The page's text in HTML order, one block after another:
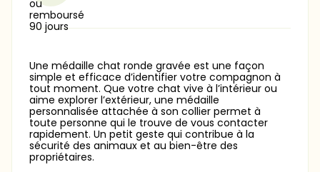
Une médaille chat ronde gravée est une façon
simple et efficace d’identifier votre compagnon à
tout moment. Que votre chat vive à l’intérieur ou
aime explorer l’extérieur, une médaille
personnalisée attachée à son collier permet à
toute personne qui le trouve de vous contacter
rapidement. Un petit geste qui contribue à la
sécurité des animaux et au bien-être des
propriétaires.